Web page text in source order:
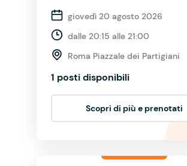
giovedì 20 agosto 2026
dalle 20:15 alle 21:00
Roma Piazzale dei Partigiani
1 posti disponibili
Scopri di più e prenotati